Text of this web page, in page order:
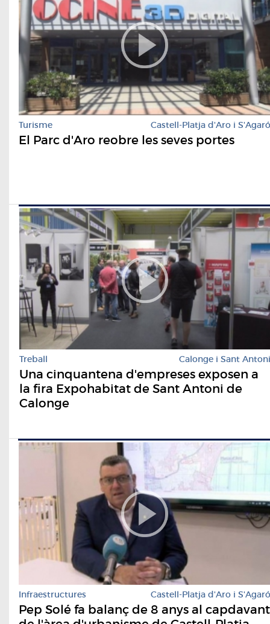
Turisme Castell-Platja d'Aro i S'Agaró
El Parc d'Aro reobre les seves portes
Treball Calonge i Sant Antoni
Una cinquantena d'empreses exposen a
la fira Expohabitat de Sant Antoni de
Calonge
Infraestructures Castell-Platja d'Aro i S'Agaró
Pep Solé fa balanç de 8 anys al capdavant